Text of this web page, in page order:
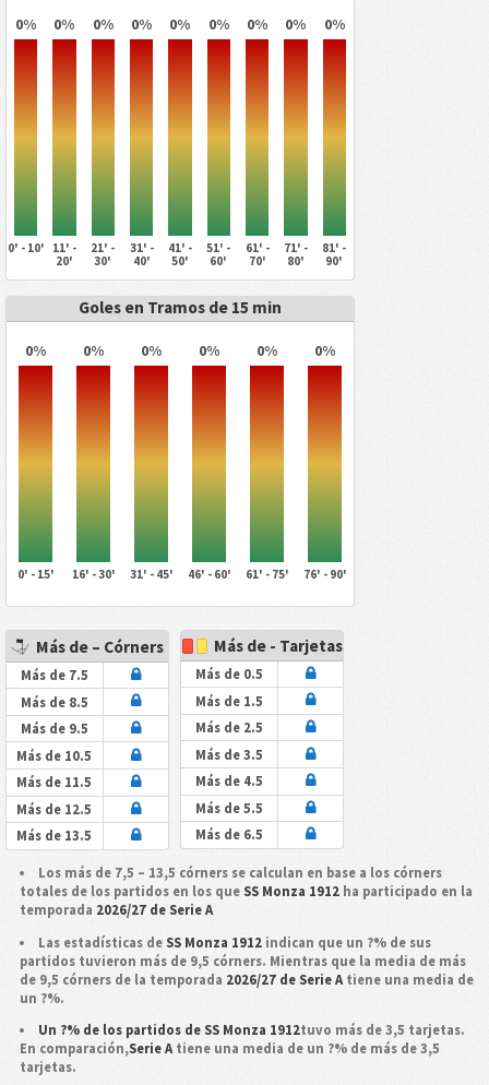
0% 0% 0% 0% 0% 0% 0% 0% 0%
0' - 10'
11' -
20'
21' -
30'
31' -
40'
41' -
50'
51' -
60'
61' -
70'
71' -
80'
81' -
90'
Goles en Tramos de 15 min
0% 0% 0% 0% 0% 0%
0' - 15' 16' - 30' 31' - 45' 46' - 60' 61' - 75' 76' - 90'
Más de – Córners
Más de 7.5
Más de 8.5
Más de 9.5
Más de 10.5
Más de 11.5
Más de 12.5
Más de 13.5
Más de - Tarjetas
Más de 0.5
Más de 1.5
Más de 2.5
Más de 3.5
Más de 4.5
Más de 5.5
Más de 6.5
Los más de 7,5 – 13,5 córners se calculan en base a los córners
totales de los partidos en los que SS Monza 1912ha participado en la
temporada 2026/27 de Serie A
Las estadísticas de SS Monza 1912 indican que un ?% de sus
partidos tuvieron más de 9,5 córners. Mientras que la media de más
de 9,5 córners de la temporada 2026/27 de Serie Atiene una media de
un ?%.
Un ?% de los partidos de SS Monza 1912tuvo más de 3,5 tarjetas.
En comparación,Serie Atiene una media de un ?% de más de 3,5
tarjetas.